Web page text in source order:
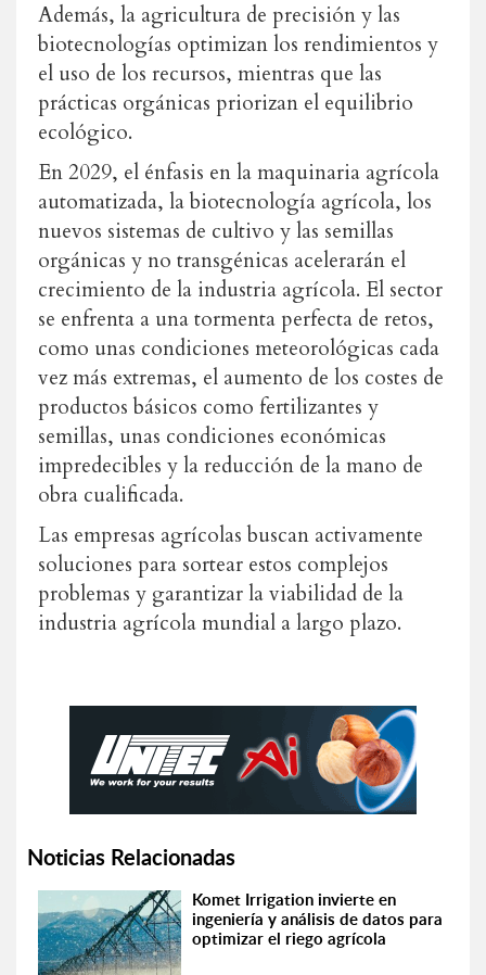
Además, la agricultura de precisión y las
biotecnologías optimizan los rendimientos y
el uso de los recursos, mientras que las
prácticas orgánicas priorizan el equilibrio
ecológico.
En 2029, el énfasis en la maquinaria agrícola
automatizada, la biotecnología agrícola, los
nuevos sistemas de cultivo y las semillas
orgánicas y no transgénicas acelerarán el
crecimiento de la industria agrícola. El sector
se enfrenta a una tormenta perfecta de retos,
como unas condiciones meteorológicas cada
vez más extremas, el aumento de los costes de
productos básicos como fertilizantes y
semillas, unas condiciones económicas
impredecibles y la reducción de la mano de
obra cualificada.
Las empresas agrícolas buscan activamente
soluciones para sortear estos complejos
problemas y garantizar la viabilidad de la
industria agrícola mundial a largo plazo.
Noticias Relacionadas
Komet Irrigation invierte en
ingeniería y análisis de datos para
optimizar el riego agrícola